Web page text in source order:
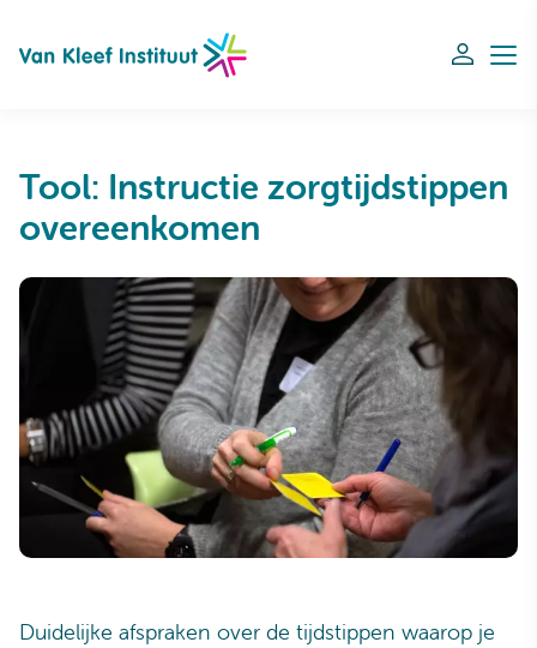
Navigation
Tool: Instructie zorgtijdstippen
overeenkomen
Duidelijke afspraken over de tijdstippen waarop je